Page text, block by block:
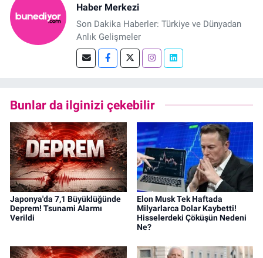
Haber Merkezi
Son Dakika Haberler: Türkiye ve Dünyadan
Anlık Gelişmeler
Bunlar da ilginizi çekebilir
Japonya'da 7,1 Büyüklüğünde
Deprem! Tsunami Alarmı
Verildi
Elon Musk Tek Haftada
Milyarlarca Dolar Kaybetti!
Hisselerdeki Çöküşün Nedeni
Ne?